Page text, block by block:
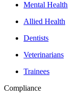
Mental Health
Allied Health
Dentists
Veterinarians
Trainees
Compliance